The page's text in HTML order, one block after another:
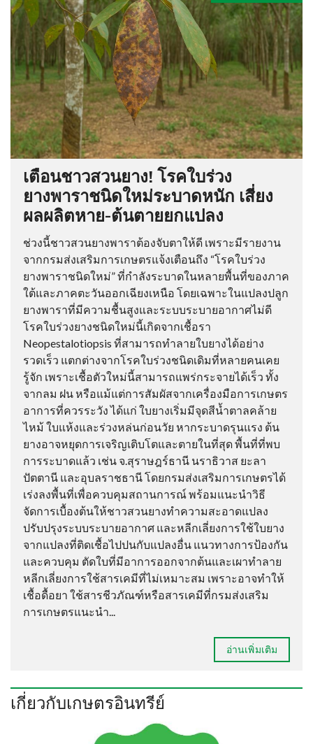
เตือนชาวสวนยาง! โรคใบร่วง
ยางพาราชนิดใหม่ระบาดหนัก เสี่ยง
ผลผลิตหาย-ต้นตายยกแปลง
ช่วงนี้ชาวสวนยางพาราต้องจับตาให้ดี เพราะมีรายงาน
จากกรมส่งเสริมการเกษตรแจ้งเตือนถึง “โรคใบร่วง
ยางพาราชนิดใหม่” ที่กำลังระบาดในหลายพื้นที่ของภาค
ใต้และภาคตะวันออกเฉียงเหนือ โดยเฉพาะในแปลงปลูก
ยางพาราที่มีความชื้นสูงและระบบระบายอากาศไม่ดี
โรคใบร่วงยางชนิดใหม่นี้เกิดจากเชื้อรา
Neopestalotiopsis ที่สามารถทำลายใบยางได้อย่าง
รวดเร็ว แตกต่างจากโรคใบร่วงชนิดเดิมที่หลายคนเคย
รู้จัก เพราะเชื้อตัวใหม่นี้สามารถแพร่กระจายได้เร็ว ทั้ง
จากลม ฝน หรือแม้แต่การสัมผัสจากเครื่องมือการเกษตร
อาการที่ควรระวัง ได้แก่ ใบยางเริ่มมีจุดสีน้ำตาลคล้าย
ไหม้ ใบแห้งและร่วงหล่นก่อนวัย หากระบาดรุนแรง ต้น
ยางอาจหยุดการเจริญเติบโตและตายในที่สุด พื้นที่ที่พบ
การระบาดแล้ว เช่น จ.สุราษฎร์ธานี นราธิวาส ยะลา
ปัตตานี และอุบลราชธานี โดยกรมส่งเสริมการเกษตรได้
เร่งลงพื้นที่เพื่อควบคุมสถานการณ์ พร้อมแนะนำวิธี
จัดการเบื้องต้นให้ชาวสวนยางทำความสะอาดแปลง
ปรับปรุงระบบระบายอากาศ และหลีกเลี่ยงการใช้ใบยาง
จากแปลงที่ติดเชื้อไปปนกับแปลงอื่น แนวทางการป้องกัน
และควบคุม ตัดใบที่มีอาการออกจากต้นและเผาทำลาย
หลีกเลี่ยงการใช้สารเคมีที่ไม่เหมาะสม เพราะอาจทำให้
เชื้อดื้อยา ใช้สารชีวภัณฑ์หรือสารเคมีที่กรมส่งเสริม
การเกษตรแนะนำ...
อ่านเพิ่มเติม
เกี่ยวกับเกษตรอินทรีย์